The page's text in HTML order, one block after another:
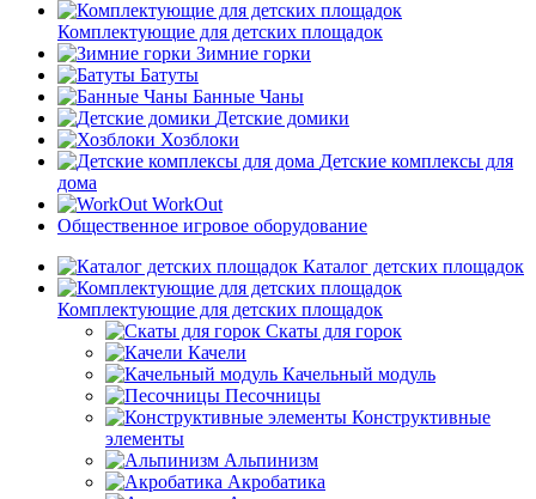
Комплектующие для детских площадок
Зимние горки
Батуты
Банные Чаны
Детские домики
Хозблоки
Детские комплексы для
дома
WorkOut
Общественное игровое оборудование
Каталог детских площадок
Комплектующие для детских площадок
Скаты для горок
Качели
Качельный модуль
Песочницы
Конструктивные
элементы
Альпинизм
Акробатика